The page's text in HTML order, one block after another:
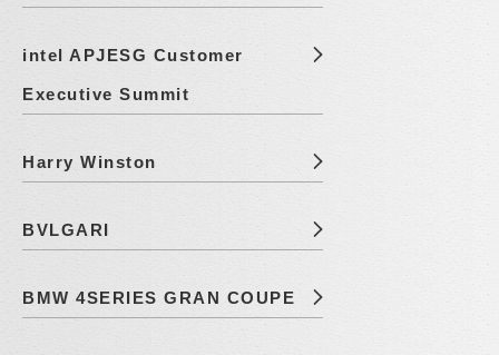
intel APJESG Customer
Executive Summit
Harry Winston
BVLGARI
BMW 4SERIES GRAN COUPE